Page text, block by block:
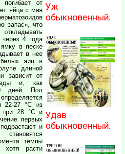
от
яйца с мая
запас», что
4 года
в песке
в нее
яиц в
длиной
зависит от
и, как
дней. Пол
22-27 °С из
при 28 °С и
первых
и
темпы
хотя расти
Уж
обыкновенный.
Удав
обыкновенный.